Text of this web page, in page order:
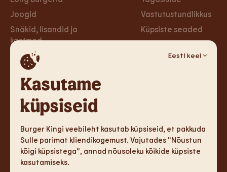
Kasutame
küpsiseid
Eesti keel
Burger Kingi veebileht kasutab küpsiseid, et pakkuda
Sulle parimat kliendikogemust. Vajutades "Nõustun
kõigi küpsistega", annad nõusoleku kõikide küpsiste
kasutamiseks.
Joogid
Snäkid, lisandid ja
kastmed
Taimsed burgerid ja
wrapid
Magustoidud
Vastutustundlikkus
Küpsiste seaded
Ligipääsetavus
Tule tööle
Tule tööle
Facebook
Instagram